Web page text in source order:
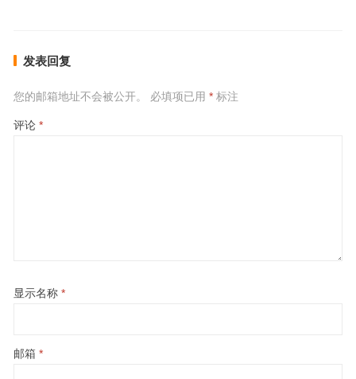
发表回复
您的邮箱地址不会被公开。 必填项已用 *标注
评论 *
显示名称 *
邮箱 *